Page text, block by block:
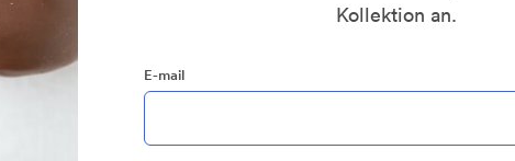
Kollektion an.
E-mail